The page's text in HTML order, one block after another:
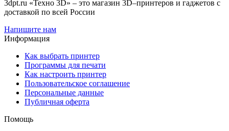
3dpt.ru «Техно 3D» – это магазин 3D–принтеров и гаджетов с
доставкой по всей России
Напишите нам
Информация
Как выбрать принтер
Программы для печати
Как настроить принтер
Пользовательское соглашение
Персональные данные
Публичная оферта
Помощь